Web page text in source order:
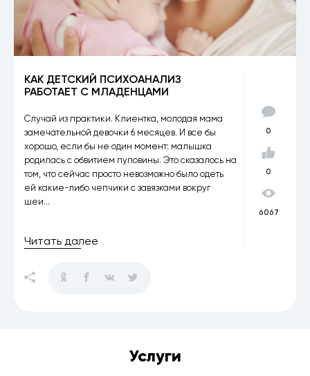
КАК ДЕТСКИЙ ПСИХОАНАЛИЗ
РАБОТАЕТ С МЛАДЕНЦАМИ
Случай из практики. Клиентка, молодая мама
замечательной девочки 6 месяцев. И все бы
хорошо, если бы не один момент: малышка
родилась с обвитием пуповины. Это сказалось на
том, что сейчас просто невозможно было одеть
ей какие-либо чепчики с завязками вокруг
шеи...
Читать далее
0
0
6067
Услуги